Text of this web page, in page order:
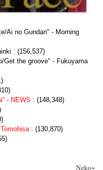
Ai no Gundan" - Morning
: (156,537)
Get the groove" - Fukuyama
- NEWS : (148,348)
: (130,870)
Neko~